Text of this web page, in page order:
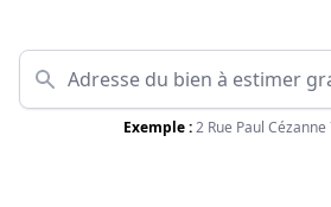
Exemple :2 Rue Paul